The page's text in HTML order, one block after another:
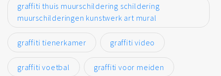
graffiti thuis muurschildering schildering
muurschilderingen kunstwerk art mural
graffiti tienerkamer graffiti video
graffiti voetbal graffiti voor meiden